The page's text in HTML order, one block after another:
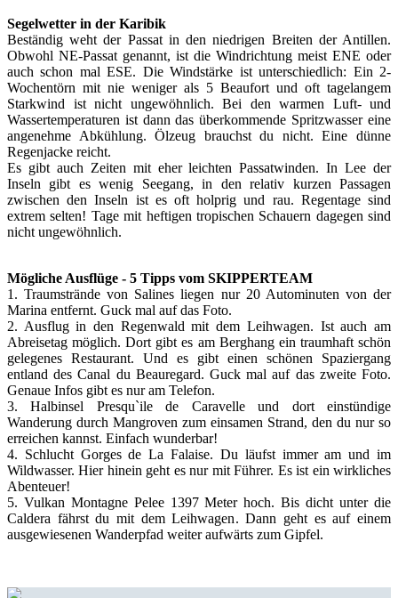
Segelwetter in der Karibik
Beständig weht der Passat in den niedrigen Breiten der Antillen.
Obwohl NE-Passat genannt, ist die Windrichtung meist ENE oder
auch schon mal ESE. Die Windstärke ist unterschiedlich: Ein 2-
Wochentörn mit nie weniger als 5 Beaufort und oft tagelangem
Starkwind ist nicht ungewöhnlich. Bei den warmen Luft- und
Wassertemperaturen ist dann das überkommende Spritzwasser eine
angenehme Abkühlung. Ölzeug brauchst du nicht. Eine dünne
Regenjacke reicht.
Es gibt auch Zeiten mit eher leichten Passatwinden. In Lee der
Inseln gibt es wenig Seegang, in den relativ kurzen Passagen
zwischen den Inseln ist es oft holprig und rau. Regentage sind
extrem selten! Tage mit heftigen tropischen Schauern dagegen sind
nicht ungewöhnlich.
Mögliche Ausflüge - 5 Tipps vom SKIPPERTEAM
1. Traumstrände von Salines liegen nur 20 Autominuten von der
Marina entfernt. Guck mal auf das Foto.
2. Ausflug in den Regenwald mit dem Leihwagen. Ist auch am
Abreisetag möglich. Dort gibt es am Berghang ein traumhaft schön
gelegenes Restaurant. Und es gibt einen schönen Spaziergang
entland des Canal du Beauregard. Guck mal auf das zweite Foto.
Genaue Infos gibt es nur am Telefon.
3. Halbinsel Presqu`ile de Caravelle und dort einstündige
Wanderung durch Mangroven zum einsamen Strand, den du nur so
erreichen kannst. Einfach wunderbar!
4. Schlucht Gorges de La Falaise. Du läufst immer am und im
Wildwasser. Hier hinein geht es nur mit Führer. Es ist ein wirkliches
Abenteuer!
5. Vulkan Montagne Pelee 1397 Meter hoch. Bis dicht unter die
Caldera fährst du mit dem Leihwagen. Dann geht es auf einem
ausgewiesenen Wanderpfad weiter aufwärts zum Gipfel.